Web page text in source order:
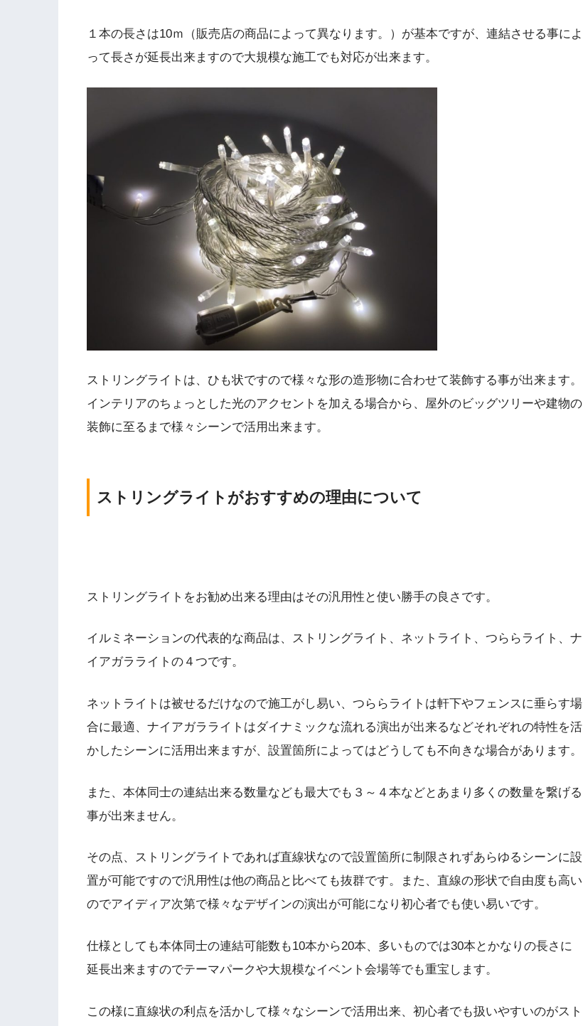
１本の長さは10ｍ（販売店の商品によって異なります。）が基本ですが、連結させる事によ
って長さが延長出来ますので大規模な施工でも対応が出来ます。
ストリングライトは、ひも状ですので様々な形の造形物に合わせて装飾する事が出来ます。
インテリアのちょっとした光のアクセントを加える場合から、屋外のビッグツリーや建物の
装飾に至るまで様々シーンで活用出来ます。
ストリングライトがおすすめの理由について
ストリングライトをお勧め出来る理由はその汎用性と使い勝手の良さです。
イルミネーションの代表的な商品は、ストリングライト、ネットライト、つららライト、ナ
イアガラライトの４つです。
ネットライトは被せるだけなので施工がし易い、つららライトは軒下やフェンスに垂らす場
合に最適、ナイアガラライトはダイナミックな流れる演出が出来るなどそれぞれの特性を活
かしたシーンに活用出来ますが、設置箇所によってはどうしても不向きな場合があります。
また、本体同士の連結出来る数量なども最大でも３～４本などとあまり多くの数量を繋げる
事が出来ません。
その点、ストリングライトであれば直線状なので設置箇所に制限されずあらゆるシーンに設
置が可能ですので汎用性は他の商品と比べても抜群です。また、直線の形状で自由度も高い
のでアイディア次第で様々なデザインの演出が可能になり初心者でも使い易いです。
仕様としても本体同士の連結可能数も10本から20本、多いものでは30本とかなりの長さに
延長出来ますのでテーマパークや大規模なイベント会場等でも重宝します。
この様に直線状の利点を活かして様々なシーンで活用出来、初心者でも扱いやすいのがスト